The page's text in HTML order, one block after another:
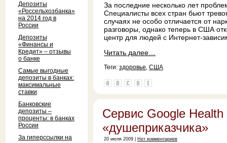
Депозиты
«Россельхозбанка»
на 2014 год в
России
Депозиты
«Финансы и
Кредит» – отзывы
о банке
Самые выгодные
депозиты в банках:
максимальные
ставки
Банковские
депозиты –
проценты: в банках
России
За гиперссылки на
За последние несколько лет
Специалисты всех стран бьют
случаях не особо отличается от
разговоры, однако теперь в США
центр для людей с Интернет-
Читать далее…
Теги: здоровье, США
Сервис Google
«душеприказчика»
20 июля 2009 | Нет комментариев